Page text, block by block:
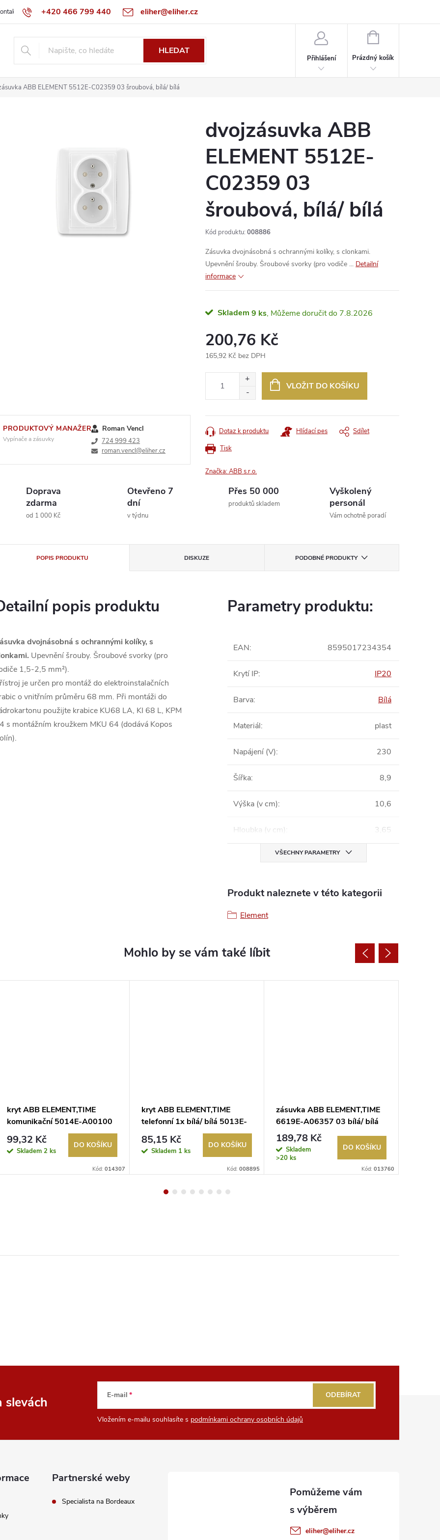
+420 466 799 440 eliher@eliher.cz
Obchodní podmínky Reklamační řád Specialista na Bordeaux
HLEDAT
Přihlášení
NÁKUPNÍ
Prázdný košík
ABB ELEMENT 5512E-C02359 03 šroubová, bílá/ bílá
PRODUKTOVÝ MANAŽER
Vypínače a zásuvky
Roman Vencl
724 999 423
roman.vencl@eliher.cz
dvojzásuvka ABB
ELEMENT 5512E-
C02359 03
šroubová, bílá/ bílá
Kód produktu: 008886
Zásuvka dvojnásobná s ochrannými kolíky, s clonkami.
Upevnění šrouby. Šroubové svorky (pro vodiče ... Detailní
informace
Skladem 9 ks 7.8.2026
200,76 Kč
165,92 Kč bez DPH
VLOŽIT DO KOŠÍKU
Tisk
Dotaz k produktu Hlídací pes Sdílet
Značka:ABB s.r.o.
Doprava
zdarma
od 1 000 Kč
Otevřeno 7
dní
v týdnu
Přes 50 000
produktů skladem
Vyškolený
personál
Vám ochotně poradí
POPIS PRODUKTU DISKUZE PODOBNÉ PRODUKTY
popis produktu
dvojnásobná s ochrannými kolíky, s
Upevnění šrouby. Šroubové svorky (pro
1,5-2,5 mm²).
je určen pro montáž do elektroinstalačních
o vnitřním průměru 68 mm. Při montáži do
použijte krabice KU68 LA, KI 68 L, KPM
s montážním kroužkem MKU 64 (dodává Kopos
Parametry produktu:
EAN: 8595017234354
Krytí IP: IP20
Barva: Bílá
Materiál: plast
Napájení (V): 230
Šířka: 8,9
Výška (v cm): 10,6
Hloubka (v cm): 3,65
VŠECHNY PARAMETRY
Produkt naleznete v této kategorii
Element
kryt ABB ELEMENT,TIME
komunikační 5014E-A00100
01
99,32 Kč
Skladem 2 ks
DO KOŠÍKU
Kód: 014307
kryt ABB ELEMENT,TIME
telefonní 1x bílá/ bílá 5013E-
A00213 03
85,15 Kč
Skladem 1 ks
DO KOŠÍKU
Kód: 008895
zásuvka ABB ELEMENT,TIME
6619E-A06357 03 bílá/ bílá
189,78 Kč
Skladem
>20 ks
DO KOŠÍKU
Kód: 013760
slevách E-mail
Vložením e-mailu souhlasíte s podmínkami ochrany osobních údajů
ODEBÍRAT
Partnerské weby
Specialista na Bordeaux
eliher@eliher.cz